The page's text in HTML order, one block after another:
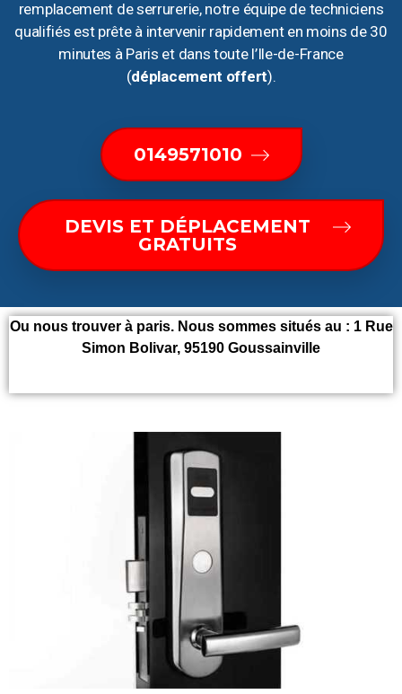
remplacement de serrurerie, notre équipe de techniciens
qualifiés est prête à intervenir rapidement en moins de 30
minutes à Paris et dans toute l’Ile-de-France
(déplacement offert).
0149571010
DEVIS ET DÉPLACEMENT
GRATUITS
Ou nous trouver à paris. Nous sommes situés au : 1 Rue
Simon Bolivar, 95190 Goussainville